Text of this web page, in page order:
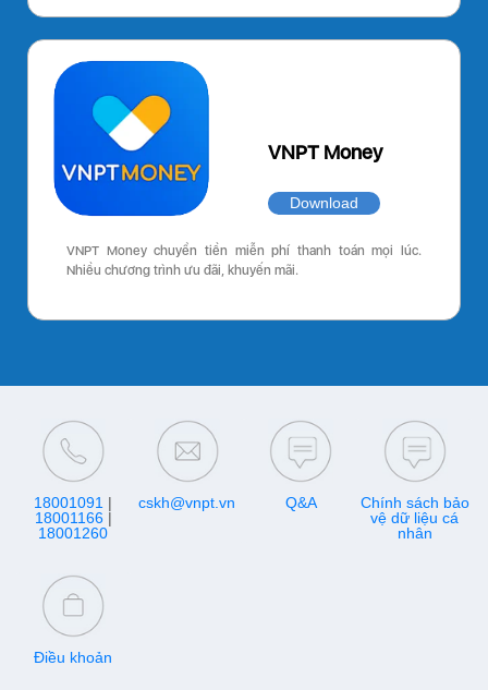
VNPT Money
Download
VNPT Money chuyển tiền miễn phí thanh toán mọi lúc.
Nhiều chương trình ưu đãi, khuyến mãi.
18001091 |
18001166|
18001260
cskh@vnpt.vn Q&A
Chính sách bảo
vệ dữ liệu cá
nhân
Điều khoản